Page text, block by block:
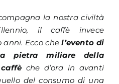
la nostra civiltà
il caffè invece
anni. Ecco chel’evento di
pietra miliare della
che d’ora in avanti
del consumo di una